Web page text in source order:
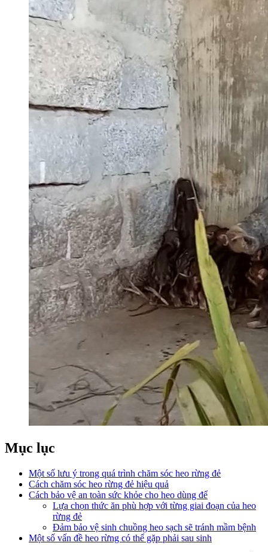
Mục lục
Một số lưu ý trong quá trình chăm sóc heo rừng đẻ
Cách chăm sóc heo rừng đẻ hiệu quả
Cách bảo vệ an toàn sức khỏe cho heo dùng để
Lựa chọn thức ăn phù hợp với từng giai đoạn của heo
rừng đẻ
Đảm bảo vệ sinh chuồng heo sạch sẽ tránh mầm bệnh
Một số vấn đề heo rừng có thể gặp phải sau sinh